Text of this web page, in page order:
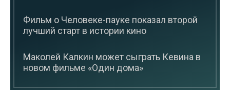
Фильм о Человеке-пауке показал второй
лучший старт в истории кино
Маколей Калкин может сыграть Кевина в
новом фильме «Один дома»